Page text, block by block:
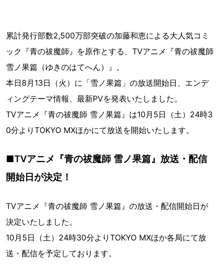
累計発行部数2,500万部突破の加藤和恵による大人気コミ
ック『青の祓魔師』を原作とする、TVアニメ『青の祓魔師
雪ノ果篇（ゆきのはてへん）』。
本日8月13日（火）に「雪ノ果篇」の放送開始日、エンデ
ィングテーマ情報、最新PVを発表いたしました。
TVアニメ『青の祓魔師 雪ノ果篇』は10月5日（土）24時3
0分よりTOKYO MXほかにて放送を開始いたします。
■TVアニメ『青の祓魔師 雪ノ果篇』放送・配信
開始日が決定！
TVアニメ『青の祓魔師 雪ノ果篇』の放送・配信開始日が
決定いたしました。
10月5日（土）24時30分よりTOKYO MXほか各局にて放
送・配信を予定しております。